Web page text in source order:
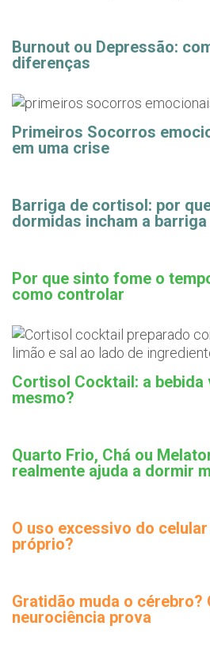
Burnout ou Depressão:
diferenças
Primeiros Socorros
em uma crise
Barriga de cortisol: por
dormidas incham a barriga
Por que sinto fome o
como controlar
Cortisol Cocktail: a bebida
mesmo?
Quarto Frio, Chá ou
realmente ajuda a dormir
O uso excessivo do
próprio?
Gratidão muda o cérebro?
neurociência prova